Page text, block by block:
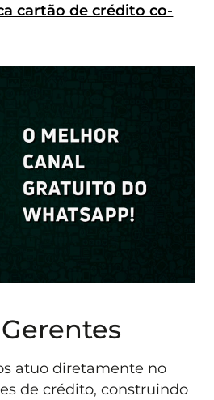
cartão de crédito co-
atuo diretamente no
de crédito, construindo